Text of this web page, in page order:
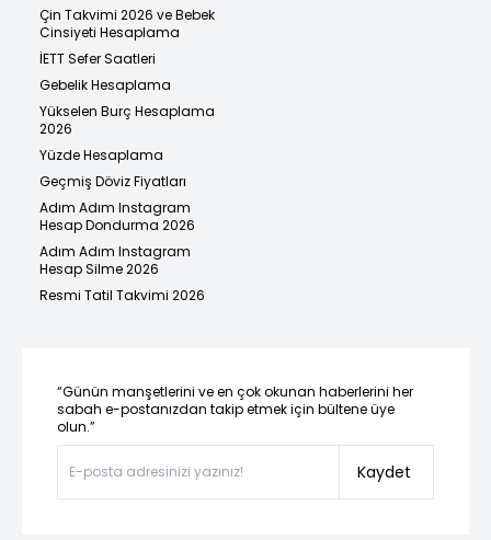
Çin Takvimi 2026 ve Bebek
Cinsiyeti Hesaplama
İETT Sefer Saatleri
Gebelik Hesaplama
Yükselen Burç Hesaplama
2026
Yüzde Hesaplama
Geçmiş Döviz Fiyatları
Adım Adım Instagram
Hesap Dondurma 2026
Adım Adım Instagram
Hesap Silme 2026
Resmi Tatil Takvimi 2026
“Günün manşetlerini ve en çok okunan haberlerini her
sabah e-postanızdan takip etmek için bültene üye
olun.”
Kaydet